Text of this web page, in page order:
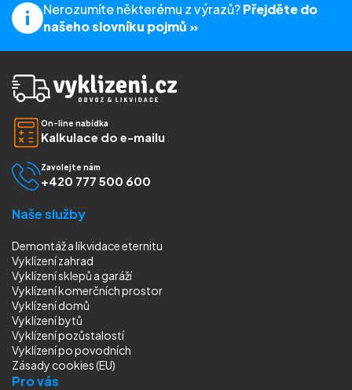
Nerozumíte některému z výrazů?Přejděte do
našeho slovníku pojmů »
On-line nabídka
Kalkulace do e-mailu
Zavolejte nám
+420 777 500 600
Naše služby
Demontáž a likvidace eternitu
Vyklízení zahrad
Vyklízení sklepů a garáží
Vyklízení komerčních prostor
Vyklízení domů
Vyklízení bytů
Vyklízení pozůstalostí
Vyklízenípo povodních
Zásady cookies (EU)
Pro vás